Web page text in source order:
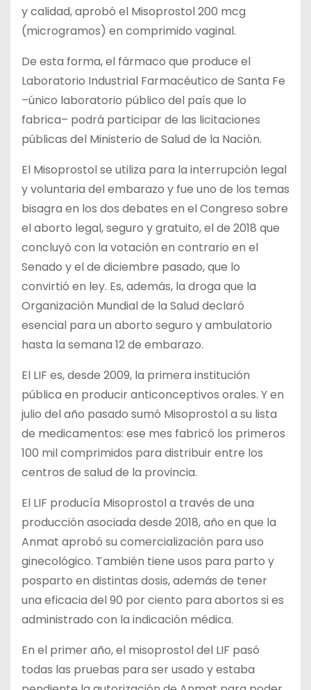
y calidad, aprobó el Misoprostol 200 mcg
(microgramos) en comprimido vaginal.
De esta forma, el fármaco que produce el
Laboratorio Industrial Farmacéutico de Santa Fe
–único laboratorio público del país que lo
fabrica– podrá participar de las licitaciones
públicas del Ministerio de Salud de la Nación.
El Misoprostol se utiliza para la interrupción legal
y voluntaria del embarazo y fue uno de los temas
bisagra en los dos debates en el Congreso sobre
el aborto legal, seguro y gratuito, el de 2018 que
concluyó con la votación en contrario en el
Senado y el de diciembre pasado, que lo
convirtió en ley. Es, además, la droga que la
Organización Mundial de la Salud declaró
esencial para un aborto seguro y ambulatorio
hasta la semana 12 de embarazo.
El LIF es, desde 2009, la primera institución
pública en producir anticonceptivos orales. Y en
julio del año pasado sumó Misoprostol a su lista
de medicamentos: ese mes fabricó los primeros
100 mil comprimidos para distribuir entre los
centros de salud de la provincia.
El LIF producía Misoprostol a través de una
producción asociada desde 2018, año en que la
Anmat aprobó su comercialización para uso
ginecológico. También tiene usos para parto y
posparto en distintas dosis, además de tener
una eficacia del 90 por ciento para abortos si es
administrado con la indicación médica.
En el primer año, el misoprostol del LIF pasó
todas las pruebas para ser usado y estaba